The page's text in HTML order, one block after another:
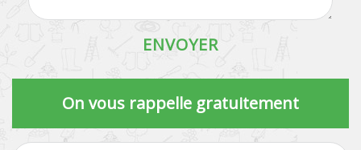
On vous rappelle gratuitement